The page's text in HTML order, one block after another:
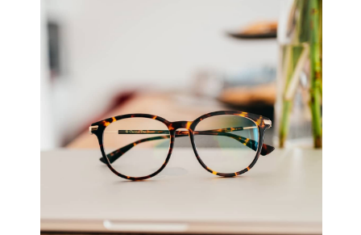
Nastaviteľné sedielka:
Nie
Slnečný klip:
Áno
Príslušenstvo
Puzdro:
Áno
Čistiaca handrička:
Áno
Kategória:
Dioptrické